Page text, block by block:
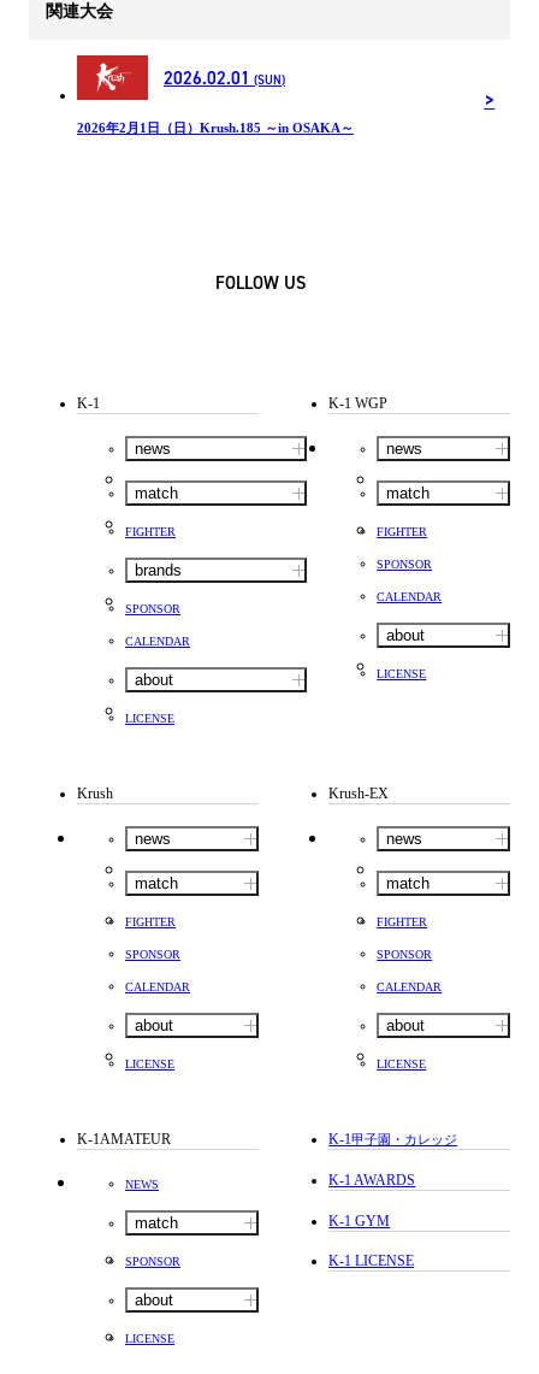
関連大会
2026.02.01 (SUN)
2026年2月1日（日）Krush.185 ～in OSAKA～
FOLLOW US
K-1
news
match
FIGHTER
brands
SPONSOR
CALENDAR
about
LICENSE
K-1 WGP
news
match
FIGHTER
SPONSOR
CALENDAR
about
LICENSE
Krush
news
match
FIGHTER
SPONSOR
CALENDAR
about
LICENSE
Krush-EX
news
match
FIGHTER
SPONSOR
CALENDAR
about
LICENSE
K-1AMATEUR
NEWS
match
SPONSOR
about
LICENSE
K-1甲子園・カレッジ
K-1 AWARDS
K-1 GYM
K-1 LICENSE